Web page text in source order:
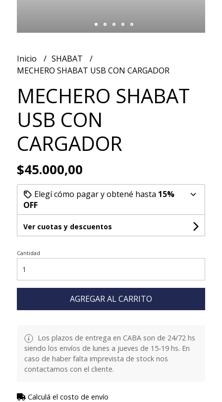
Inicio
SHABAT
MECHERO SHABAT USB CON CARGADOR
MECHERO SHABAT
USB CON
CARGADOR
$45.000,00
Elegí cómo pagar y obtené hasta 15%
OFF
Ver cuotas y descuentos
Cantidad
AGREGAR AL CARRITO
Los plazos de entrega en CABA son de 24/72 hs
siendo los envíos de lunes a jueves de 15-19 hs. En
caso de haber falta imprevista de stock nos
contactamos con el cliente.
Calculá el costo de envío